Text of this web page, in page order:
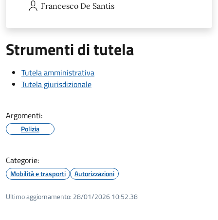
Francesco De Santis
Strumenti di tutela
Tutela amministrativa
Tutela giurisdizionale
Argomenti:
Polizia
Categorie:
Mobilità e trasporti Autorizzazioni
Ultimo aggiornamento: 28/01/2026 10:52.38